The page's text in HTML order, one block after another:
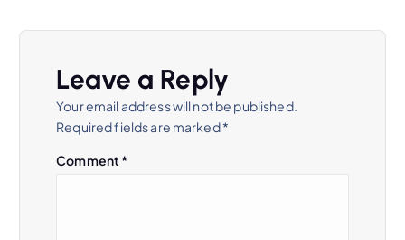
Leave a Reply
Your email address will not be published.
Required fields are marked*
Comment *